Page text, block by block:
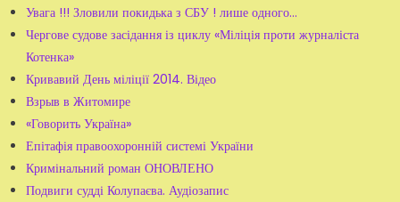
Увага !!! Зловили покидька з СБУ ! лише одного...
Чергове судове засідання із циклу «Міліція проти журналіста
Котенка»
Кривавий День міліції 2014. Відео
Взрыв в Житомире
«Говорить Україна»
Епітафія правоохоронній системі України
Кримінальний роман ОНОВЛЕНО
Подвиги судді Колупаєва. Аудіозапис